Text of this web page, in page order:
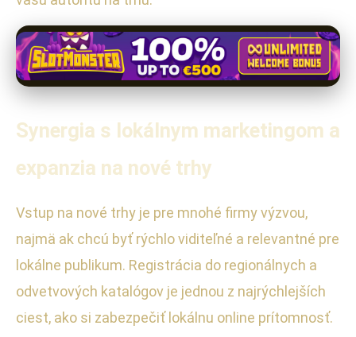
Synergia s lokálnym marketingom a
expanzia na nové trhy
Vstup na nové trhy je pre mnohé firmy výzvou,
najmä ak chcú byť rýchlo viditeľné a relevantné pre
lokálne publikum. Registrácia do regionálnych a
odvetvových katalógov je jednou z najrýchlejších
ciest, ako si zabezpečiť lokálnu online prítomnosť.